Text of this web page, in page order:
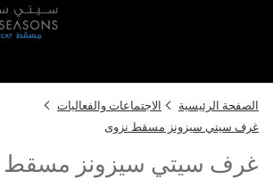
الصفحة الرئيسية
الاجتماعات والفعاليات
غرف سيتي سيزونز مسقط نزوى
غرف سيتي سيزونز مسقط